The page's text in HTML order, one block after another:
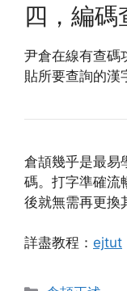
四，編碼
尹倉在線有查碼
貼所要查詢的漢
倉頡幾乎是最易
碼。打字準確流
後就無需再更換
詳盡教程： ejtut